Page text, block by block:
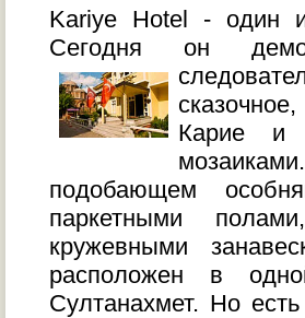
Kariye Hotel - один
Сегодня он
Карие и
подобающем
паркетными
кружевными
расположен в
Султанахмет. Но